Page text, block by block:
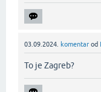
03.09.2024. komentar od
To je Zagreb?‌